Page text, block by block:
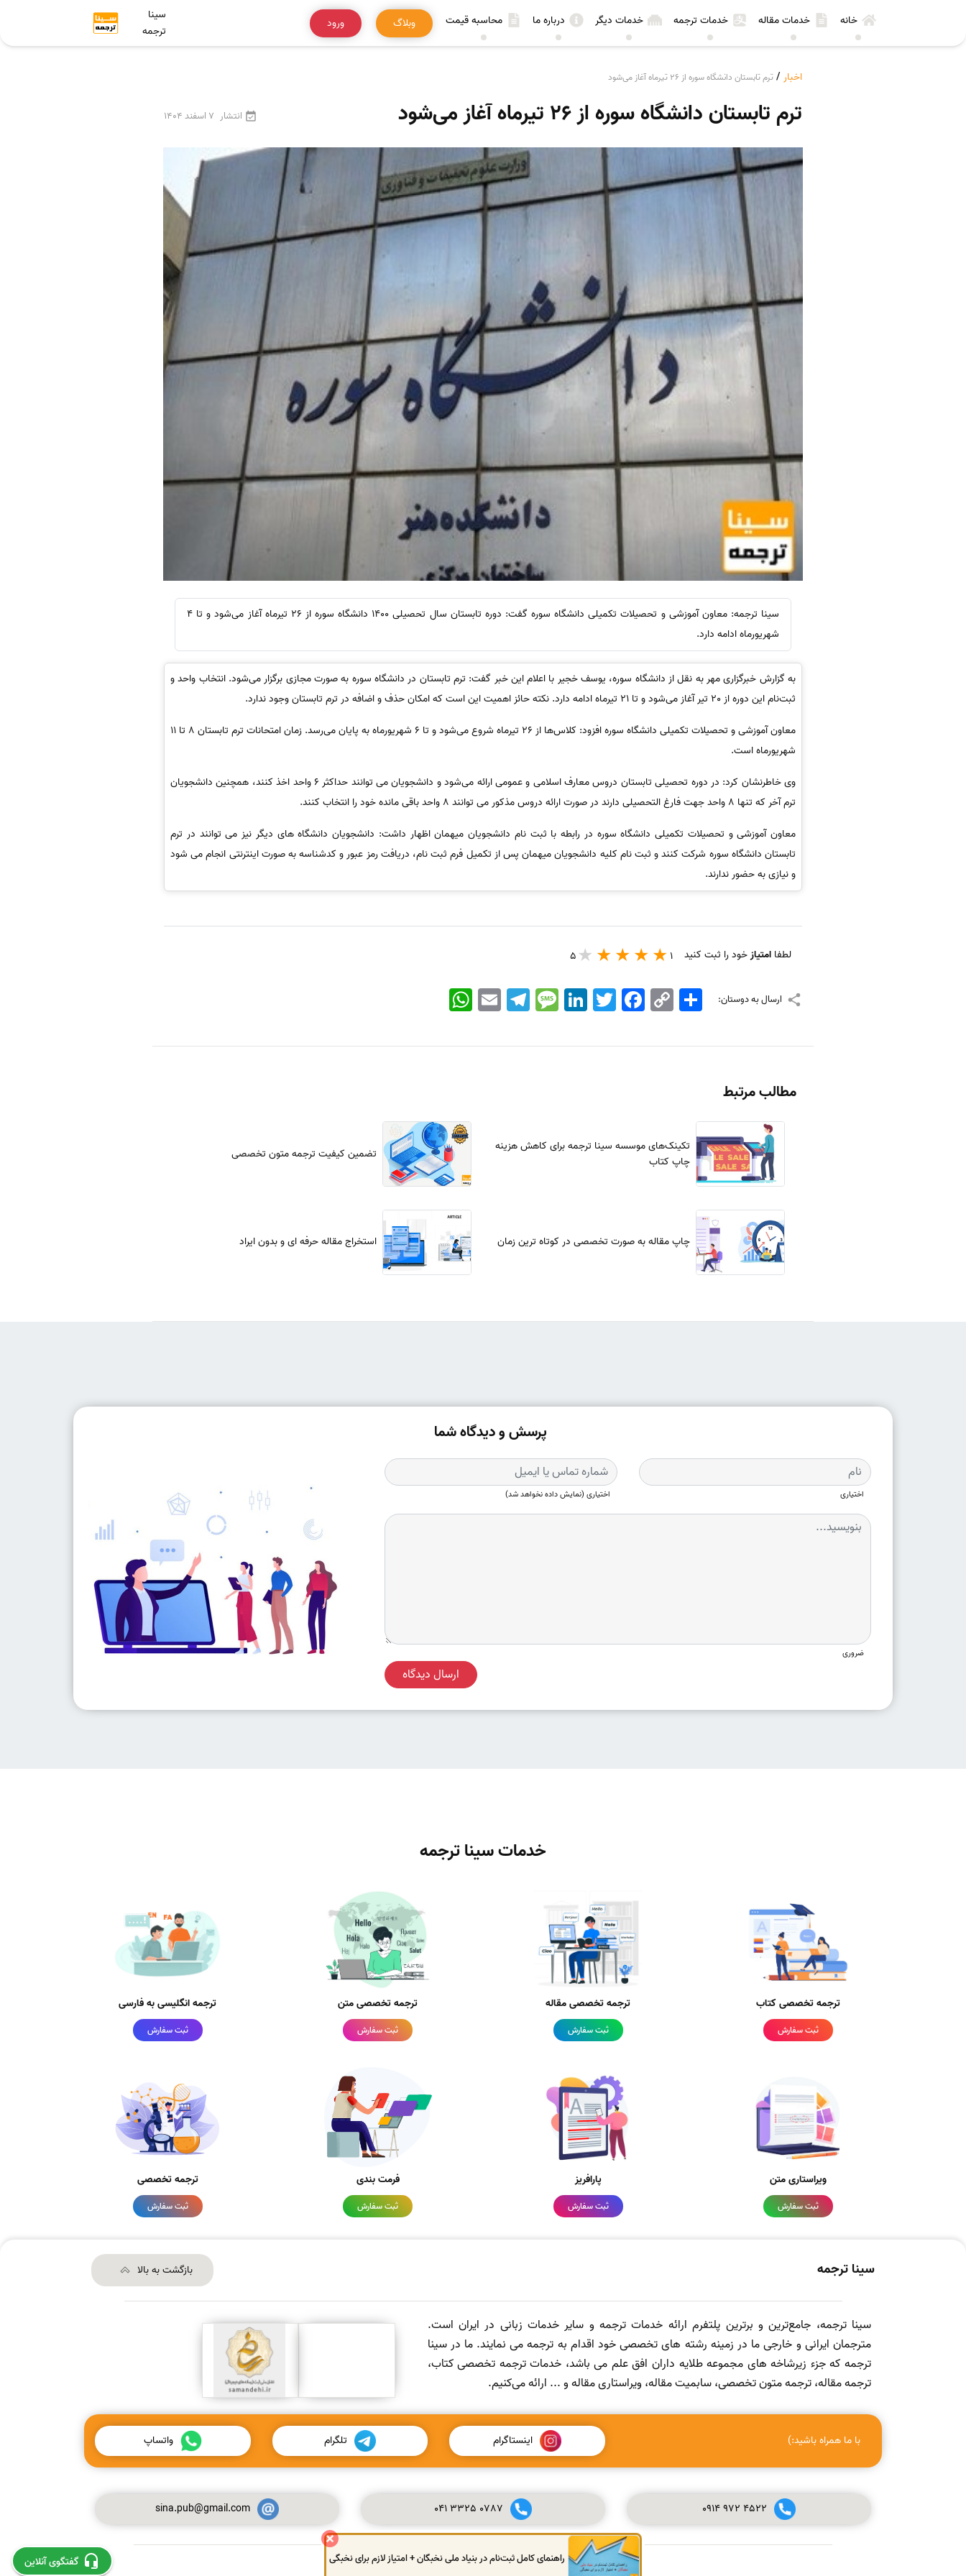
خانه خدمات مقاله خدمات ترجمه خدمات دیگر درباره ما محاسبه قیمت وبلاگ ورود
سینا
ترجمه
اخبار / ترم تابستان دانشگاه سوره از ۲۶ تیرماه آغاز می‌شود
ترم تابستان دانشگاه سوره از ۲۶ تیرماه آغاز می‌شود انتشار 7 اسفند 1404
سینا ترجمه: معاون آموزشی و تحصیلات تکمیلی دانشگاه سوره گفت: دوره تابستان سال تحصیلی 1400 دانشگاه سوره از 26 تیرماه آغاز می‌شود و تا 4
شهریورماه ادامه دارد.
به گزارش خبرگزاری مهر به نقل از دانشگاه سوره، یوسف خجیر با اعلام این خبر گفت: ترم تابستان در دانشگاه سوره به صورت مجازی برگزار می‌شود. ‎انتخاب واحد و
ثبت‌نام این دوره از 20 تیر آغاز می‌شود و تا 21 تیرماه ادامه دارد. نکته حائز اهمیت این است که امکان حذف و اضافه در ترم تابستان وجود ندارد. ‎
معاون آموزشی و تحصیلات تکمیلی دانشگاه سوره افزود: ‎کلاس‌ها از 26 تیرماه شروع می‌شود و تا 6 شهریورماه به پایان می‌رسد. زمان امتحانات ترم تابستان 8 تا 11
شهریورماه است.
وی خاطرنشان کرد: در دوره تحصیلی تابستان دروس معارف اسلامی و عمومی ارائه می‌شود و دانشجویان می توانند حداکثر 6 واحد اخذ کنند، همچنین دانشجویان
ترم آخر که تنها 8 واحد جهت فارغ التحصیلی دارند در صورت ارائه دروس مذکور می توانند 8 واحد باقی مانده خود را انتخاب کنند.
معاون آموزشی و تحصیلات تکمیلی دانشگاه سوره در رابطه با ثبت نام دانشجویان میهمان اظهار داشت: دانشجویان دانشگاه های دیگر نیز می توانند در ترم
تابستان دانشگاه سوره شرکت کنند و ثبت نام کلیه دانشجویان میهمان پس از تکمیل فرم ثبت نام، دریافت رمز عبور و کدشناسه به صورت اینترنتی انجام می شود
و نیازی به حضور ندارند.
لطفا امتیازخود را ثبت کنید 1
5
ارسال به دوستان: WhatsApp EmailTelegramMessageLinkedIn TwitterFacebook Copy
Link
اشتراک
مطالب مرتبط
تکینک‌های موسسه سینا ترجمه برای کاهش هزینه
چاپ کتاب
تضمین کیفیت ترجمه متون تخصصی
چاپ مقاله به صورت تخصصی در کوتاه ترین زمان استخراج مقاله حرفه ای و بدون ایراد
پرسش و دیدگاه شما
اختیاری اختیاری (نمایش داده نخواهد شد)
ضروری
ارسال دیدگاه
خدمات سینا ترجمه
ترجمه تخصصی کتاب
ثبت سفارش
ترجمه تخصصی مقاله
ثبت سفارش
ترجمه تخصصی متن
ثبت سفارش
ترجمه انگلیسی به فارسی
ثبت سفارش
ویراستاری متن
ثبت سفارش
پارافریز
ثبت سفارش
فرمت بندی
ثبت سفارش
ترجمه تخصصی
ثبت سفارش
سینا ترجمه بازگشت به بالا
سینا ترجمه، جامع‌ترین و برترین پلتفرم ارائه خدمات ترجمه و سایر خدمات زبانی در ایران است.
مترجمان ایرانی و خارجی ما در زمینه رشته های تخصصی خود اقدام به ترجمه می نمایند. ما در سینا
ترجمه که جزء زیرشاخه های مجموعه طلایه داران افق علم می باشد، خدمات ترجمه تخصصی کتاب،
ترجمه مقاله، ترجمه متون تخصصی، سابمیت مقاله، ویراستاری مقاله و ... ارائه می‌کنیم.
با ما همراه باشید:) اینستاگرام تلگرام واتساپ
0914972 4522
041 3325 0787
sina.pub@gmail.com
© کلیه حقوق این سایت محفوظ و متعلق به سینا ترجمه می‌باشد.
راهنمای کامل ثبت‌نام در بنیاد ملی نخبگان + امتیاز لازم برای نخبگی گفتگوی آنلاین